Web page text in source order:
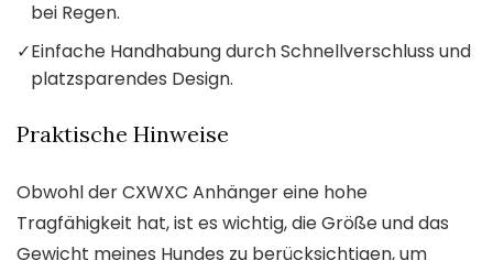
bei Regen.
✓Einfache Handhabung durch Schnellverschluss und
platzsparendes Design.
Praktische Hinweise
Obwohl der CXWXC Anhänger eine hohe
Tragfähigkeit hat, ist es wichtig, die Größe und das
Gewicht meines Hundes zu berücksichtigen, um